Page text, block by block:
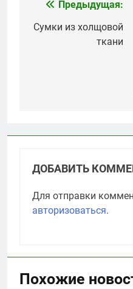
Навигация
по
Предыдущая:
Сумки из холщовой
ткани
ДОБАВИТЬ
Для отправки
авторизоваться.
Похожие